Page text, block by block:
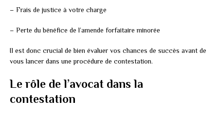
– Frais de justice à votre charge
– Perte du bénéfice de l’amende forfaitaire minorée
Il est donc crucial de bien évaluer vos chances de succès avant de
vous lancer dans une procédure de contestation.
Le rôle de l’avocat dans la
contestation